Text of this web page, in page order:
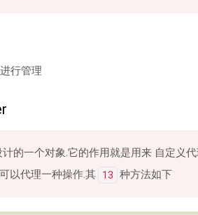
行管理
计的一个对象.它的作用就是用来 自定义
以代理一种操作.其 13 种方法如下